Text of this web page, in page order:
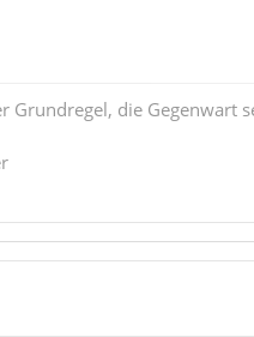
die Gegenwart